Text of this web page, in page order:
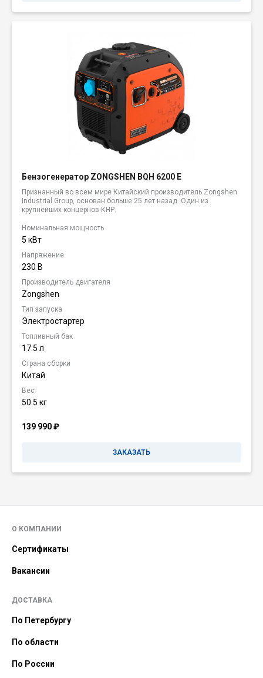
Бензогенератор ZONGSHEN BQH 6200 E
Признанный во всем мире Китайский производитель Zongshen
Industrial Group, основан больше 25 лет назад. Один из
крупнейших концернов КНР.
Номинальная мощность
5 кВт
Напряжение
230 В
Производитель двигателя
Zongshen
Тип запуска
Электростартер
Топливный бак
17.5 л
Страна сборки
Китай
Вес
50.5 кг
139 990₽
ЗАКАЗАТЬ
О КОМПАНИИ
Сертификаты
Вакансии
ДОСТАВКА
По Петербургу
По области
По России